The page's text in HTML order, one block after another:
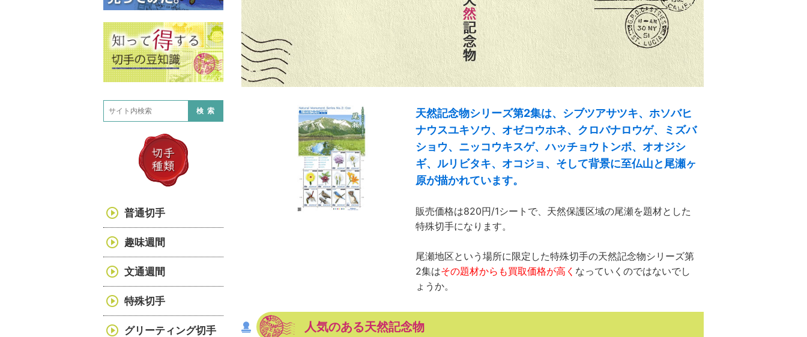
天然記念物シリーズ第2集は、シブツアサツキ、ホソバヒ
ナウスユキソウ、オゼコウホネ、クロバナロウゲ、ミズバ
ショウ、ニッコウキスゲ、ハッチョウトンボ、オオジシ
ギ、ルリビタキ、オコジョ、そして背景に至仏山と尾瀬ヶ
原が描かれています。
販売価格は820円/1シートで、天然保護区域の尾瀬を題材とした
特殊切手になります。
尾瀬地区という場所に限定した特殊切手の天然記念物シリーズ第
2集はその題材からも買取価格が高く なっていくのではないでし
ょうか。
人気のある天然記念物
検索
普通切手
趣味週間
文通週間
特殊切手
グリーティング切手